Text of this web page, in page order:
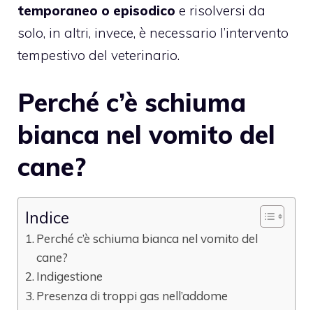
temporaneo o episodico e risolversi da
solo, in altri, invece, è necessario l’intervento
tempestivo del veterinario.
Perché c’è schiuma
bianca nel vomito del
cane?
Indice
Perché c’è schiuma bianca nel vomito del
cane?
Indigestione
Presenza di troppi gas nell’addome